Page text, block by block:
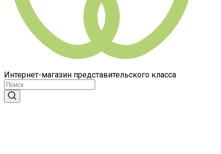
Интернет-магазин представительского класса